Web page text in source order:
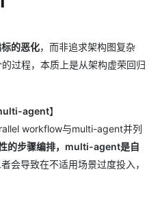
的恶化，而非追求架构图复杂
过程，本质上是从架构虚荣回归
agent】
workflow与multi-agent并列
的步骤编排，multi-agent是自
会导致在不适用场景过度投入，